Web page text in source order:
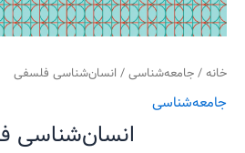
خانه/جامعه‌شناسی/ انسان‌شناسی فلسفی
جامعه‌شناسی
انسان‌شناسی